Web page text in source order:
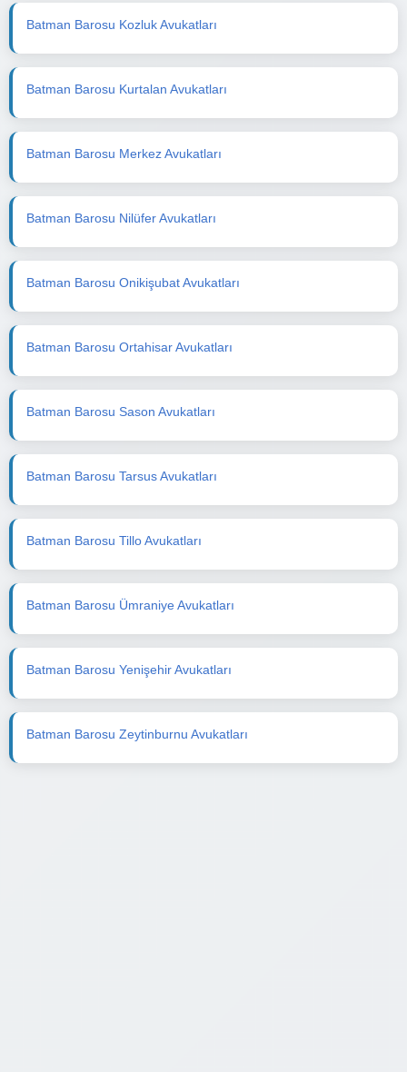
Batman Barosu Kozluk Avukatları
Batman Barosu Kurtalan Avukatları
Batman Barosu Merkez Avukatları
Batman Barosu Nilüfer Avukatları
Batman Barosu Onikişubat Avukatları
Batman Barosu Ortahisar Avukatları
Batman Barosu Sason Avukatları
Batman Barosu Tarsus Avukatları
Batman Barosu Tillo Avukatları
Batman Barosu Ümraniye Avukatları
Batman Barosu Yenişehir Avukatları
Batman Barosu Zeytinburnu Avukatları